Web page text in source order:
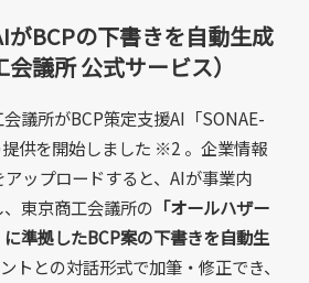
BCPの下書きを自動生成
議所 公式サービス）
議所がBCP策定支援AI「SONAE-
供を開始しました ※2 。企業情報
アップロードすると、AIが事業内
東京商工会議所の 「オールハザー
準拠したBCP案の下書きを自動生
トとの対話形式で加筆・修正でき、